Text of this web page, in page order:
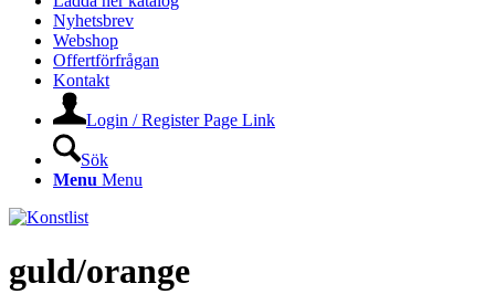
Nyhetsbrev
Webshop
Offertförfrågan
Kontakt
Login / Register Page Link
Sök
Menu Menu
guld/orange